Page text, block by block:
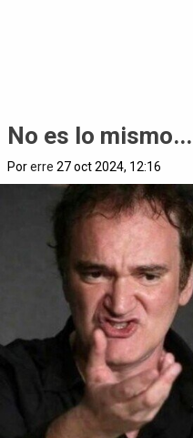
No es lo mismo...
Porerre 27 oct 2024, 12:16